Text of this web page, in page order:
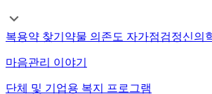
복용약 찾기 약물 의존도 자가점검정신의
마음관리 이야기
단체 및 기업용 복지 프로그램